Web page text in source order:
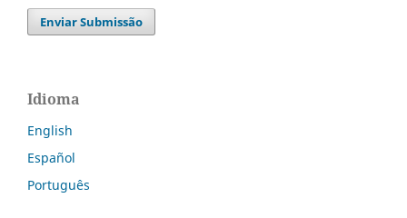
Enviar Submissão
Idioma
English
Español
Português